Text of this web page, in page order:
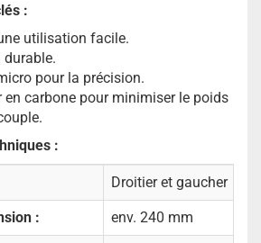
:
utilisation facile.
durable.
pour la précision.
en carbone pour minimiser le poids
:
Droitier et gaucher
: env. 240 mm